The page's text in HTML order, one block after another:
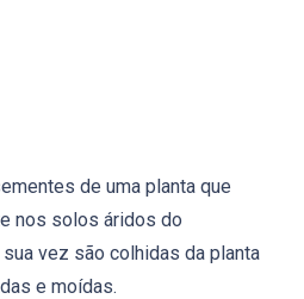
de uma planta que
nos solos áridos do
vez são colhidas da planta
e moídas.